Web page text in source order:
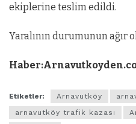
ekiplerine teslim edildi.
Yaralının durumunun ağır
Etiketler: Arnavutköy
arnavutköy trafik kazası